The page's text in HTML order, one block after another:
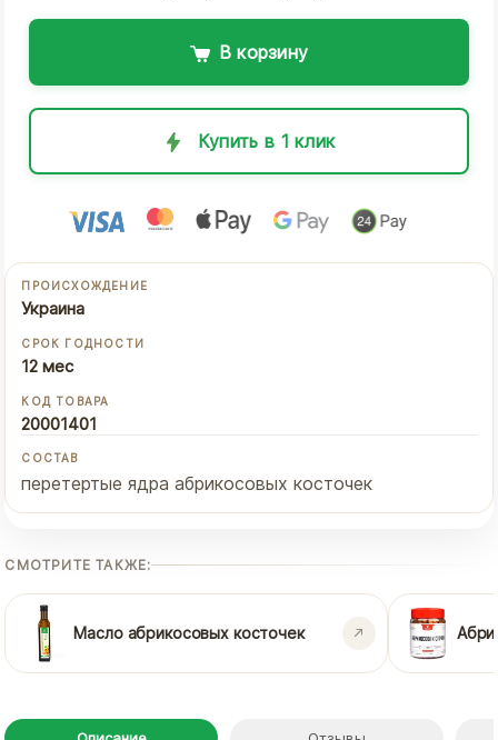
В корзину
Купить в 1 клик
ПРОИСХОЖДЕНИЕ
Украина
СРОК ГОДНОСТИ
12 мес
КОД ТОВАРА
20001401
СОСТАВ
перетертые ядра абрикосовых косточек
СМОТРИТЕ ТАКЖЕ:
Масло абрикосовых косточек